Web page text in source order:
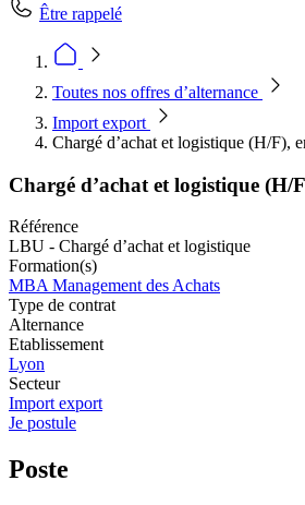
Être rappelé
Toutes nos offres d’alternance
Import export
Chargé d’achat et logistique (H/F),
Chargé d’achat et logistique (H/
Référence
LBU - Chargé d’achat et logistique
Formation(s)
MBA Management des Achats
Type de contrat
Alternance
Etablissement
Lyon
Secteur
Import export
Je postule
Poste